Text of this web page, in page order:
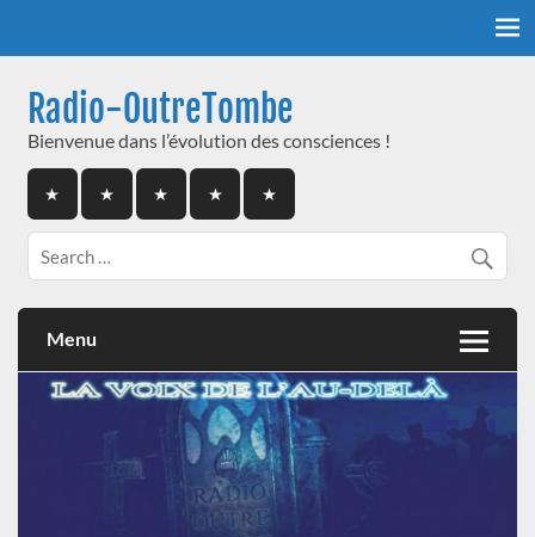
Radio-OutreTombe
Bienvenue dans l’évolution des consciences !
Menu